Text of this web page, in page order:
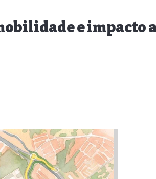
e impacto